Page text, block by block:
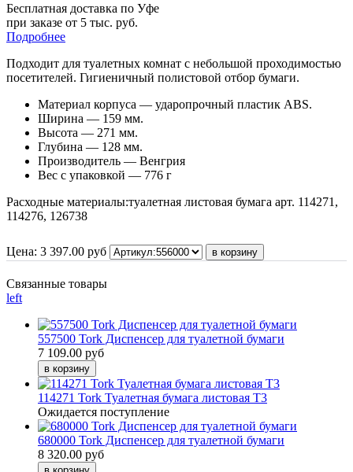
Бесплатная доставка по Уфе
при заказе от 5 тыс. руб.
Подробнее
Подходит для туалетных комнат с небольшой проходимостью
посетителей. Гигиеничный полистовой отбор бумаги.
Материал корпуса — ударопрочный пластик ABS.
Ширина — 159 мм.
Высота — 271 мм.
Глубина — 128 мм.
Производитель — Венгрия
Вес с упаковкой — 776 г
Расходные материалы:туалетная листовая бумага арт. 114271,
114276, 126738
Цена: 3 397.00 руб
Связанные товары
left
557500 Tork Диспенсер для туалетной бумаги
7 109.00 руб
114271 Tork Туалетная бумага листовая Т3
Ожидается поступление
680000 Tork Диспенсер для туалетной бумаги
8 320.00 руб